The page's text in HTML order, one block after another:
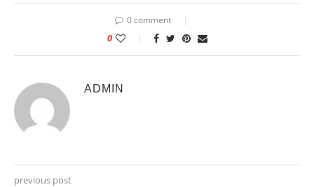
0 comment
0
ADMIN
previous post